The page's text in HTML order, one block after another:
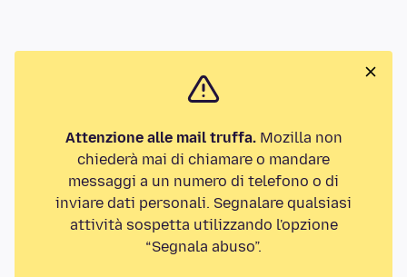
Attenzione alle mail truffa.Mozilla non
chiederà mai di chiamare o mandare
messaggi a un numero di telefono o di
inviare dati personali. Segnalare qualsiasi
attività sospetta utilizzando l'opzione
“Segnala abuso”.